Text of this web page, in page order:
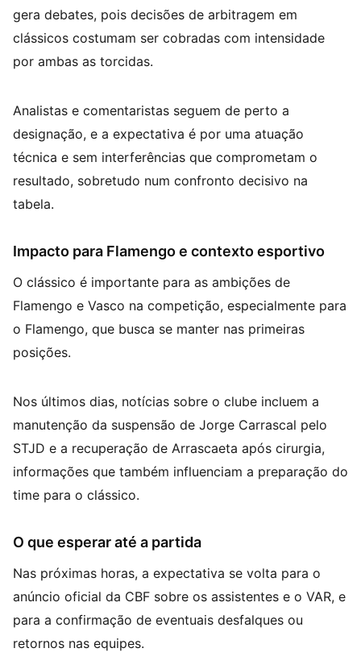
gera debates, pois decisões de arbitragem em
clássicos costumam ser cobradas com intensidade
por ambas as torcidas.
Analistas e comentaristas seguem de perto a
designação, e a expectativa é por uma atuação
técnica e sem interferências que comprometam o
resultado, sobretudo num confronto decisivo na
tabela.
Impacto para Flamengo e contexto esportivo
O clássico é importante para as ambições de
Flamengo e Vasco na competição, especialmente para
o Flamengo, que busca se manter nas primeiras
posições.
Nos últimos dias, notícias sobre o clube incluem a
manutenção da suspensão de Jorge Carrascal pelo
STJD e a recuperação de Arrascaeta após cirurgia,
informações que também influenciam a preparação do
time para o clássico.
O que esperar até a partida
Nas próximas horas, a expectativa se volta para o
anúncio oficial da CBF sobre os assistentes e o VAR, e
para a confirmação de eventuais desfalques ou
retornos nas equipes.